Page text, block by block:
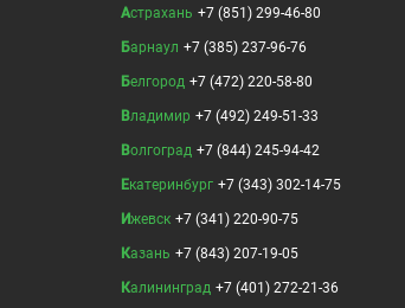
Астрахань +7 (851) 299-46-80
Барнаул +7 (385) 237-96-76
Белгород +7 (472) 220-58-80
Владимир +7 (492) 249-51-33
Волгоград +7 (844) 245-94-42
Екатеринбург +7 (343) 302-14-75
Ижевск +7 (341) 220-90-75
Казань +7 (843) 207-19-05
Калининград +7 (401) 272-21-36